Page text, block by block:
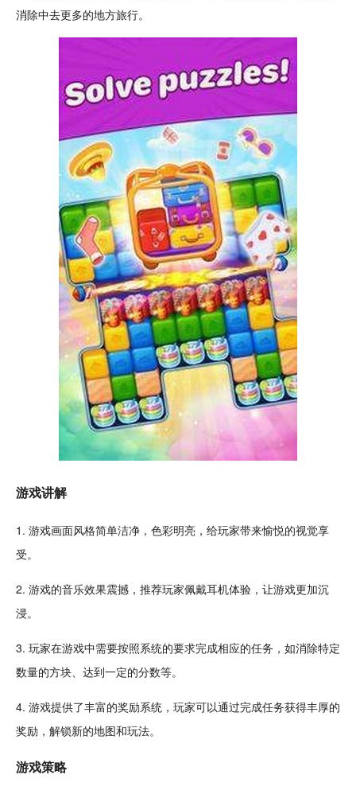
消除中去更多的地方旅行。
游戏讲解
1. 游戏画面风格简单洁净，色彩明亮，给玩家带来愉悦的视觉享
受。
2. 游戏的音乐效果震撼，推荐玩家佩戴耳机体验，让游戏更加沉
浸。
3. 玩家在游戏中需要按照系统的要求完成相应的任务，如消除特定
数量的方块、达到一定的分数等。
4. 游戏提供了丰富的奖励系统，玩家可以通过完成任务获得丰厚的
奖励，解锁新的地图和玩法。
游戏策略